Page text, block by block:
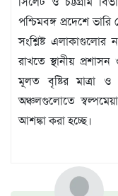
পশ্চিমবঙ্গ প্রদেশে
সংশ্লিষ্ট এলাকাগুলোর
রাখতে স্থানীয়
মূলত বৃষ্টির মাত্রা
অঞ্চলগুলোতে
আশঙ্কা করা হচ্ছে।